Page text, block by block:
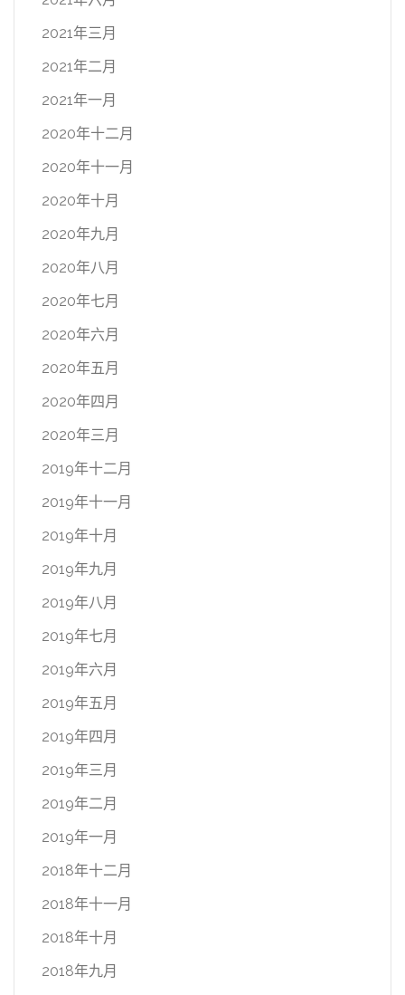
2021年三月
2021年二月
2021年一月
2020年十二月
2020年十一月
2020年十月
2020年九月
2020年八月
2020年七月
2020年六月
2020年五月
2020年四月
2020年三月
2019年十二月
2019年十一月
2019年十月
2019年九月
2019年八月
2019年七月
2019年六月
2019年五月
2019年四月
2019年三月
2019年二月
2019年一月
2018年十二月
2018年十一月
2018年十月
2018年九月